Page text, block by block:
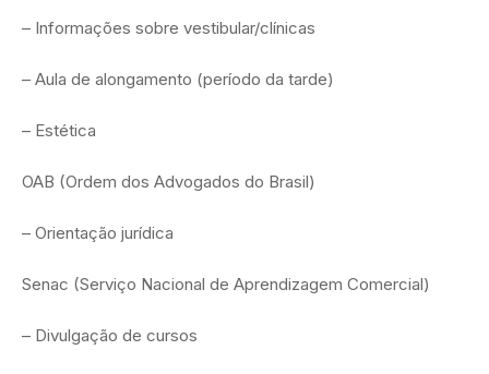
– Informações sobre vestibular/clínicas
– Aula de alongamento (período da tarde)
– Estética
OAB (Ordem dos Advogados do Brasil)
– Orientação jurídica
Senac (Serviço Nacional de Aprendizagem Comercial)
– Divulgação de cursos